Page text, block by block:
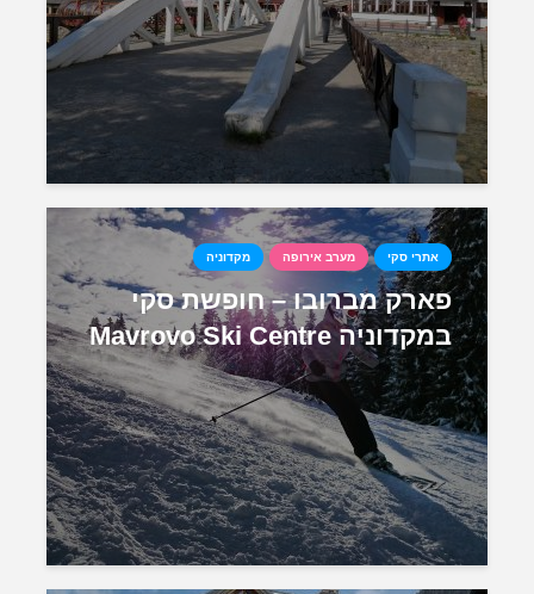
אתרי סקי מערב אירופה מקדוניה
פארק מברובו – חופשת סקי
במקדוניה Mavrovo Ski Centre